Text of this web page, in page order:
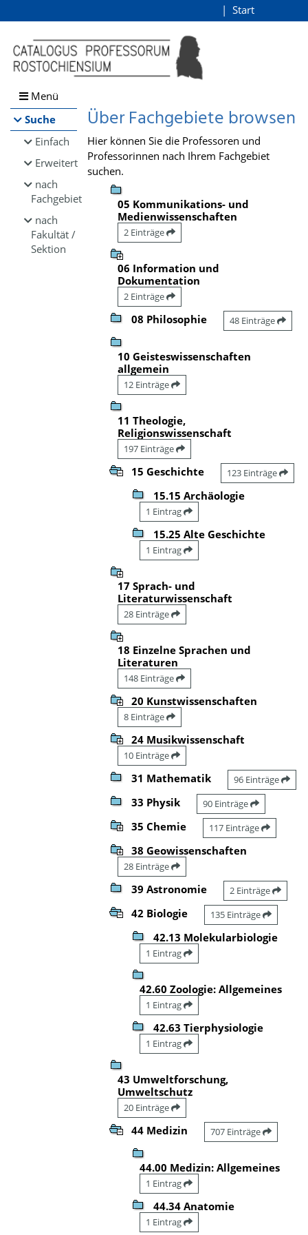
Browsen
direkt zum Inhalt
Start
Menü
Suche
Einfach
Erweitert
nach
Fachgebiet
nach
Fakultät /
Sektion
Über Fachgebiete browsen
Hier können Sie die Professoren und
Professorinnen nach Ihrem Fachgebiet
suchen.
05 Kommunikations- und
Medienwissenschaften
2 Einträge
06 Information und
Dokumentation
2 Einträge
08 Philosophie 48 Einträge
10 Geisteswissenschaften
allgemein
12 Einträge
11 Theologie,
Religionswissenschaft
197 Einträge
15 Geschichte 123 Einträge
15.15 Archäologie
1 Eintrag
15.25 Alte Geschichte
1 Eintrag
17 Sprach- und
Literaturwissenschaft
28 Einträge
18 Einzelne Sprachen und
Literaturen
148 Einträge
20 Kunstwissenschaften
8 Einträge
24 Musikwissenschaft
10 Einträge
31 Mathematik 96 Einträge
33 Physik 90 Einträge
35 Chemie 117 Einträge
38 Geowissenschaften
28 Einträge
39 Astronomie 2 Einträge
42 Biologie 135 Einträge
42.13 Molekularbiologie
1 Eintrag
42.60 Zoologie: Allgemeines
1 Eintrag
42.63 Tierphysiologie
1 Eintrag
43 Umweltforschung,
Umweltschutz
20 Einträge
44 Medizin 707 Einträge
44.00 Medizin: Allgemeines
1 Eintrag
44.34 Anatomie
1 Eintrag